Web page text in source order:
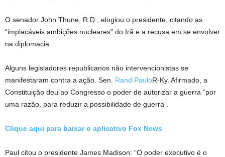
O senador John Thune, R.D., elogiou o presidente, citando as
“implacáveis ​​ambições nucleares” do Irã e a recusa em se envolver
na diplomacia.
Alguns legisladores republicanos não intervencionistas se
manifestaram contra a ação. Sen. Rand PauloR-Ky. Afirmado, a
Constituição deu ao Congresso o poder de autorizar a guerra “por
uma razão, para reduzir a possibilidade de guerra”.
Clique aqui para baixar o aplicativo Fox News
Paul citou o presidente James Madison: “O poder executivo é o